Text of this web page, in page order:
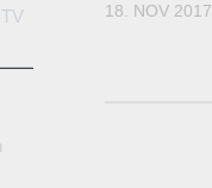
18. NOV 2017